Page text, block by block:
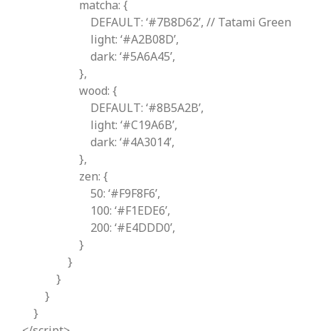
matcha: {
DEFAULT: ‘#7B8D62’, // Tatami Green
light: ‘#A2B08D’,
dark: ‘#5A6A45’,
},
wood: {
DEFAULT: ‘#8B5A2B’,
light: ‘#C19A6B’,
dark: ‘#4A3014’,
},
zen: {
50: ‘#F9F8F6’,
100: ‘#F1EDE6’,
200: ‘#E4DDD0’,
}
}
}
}
}